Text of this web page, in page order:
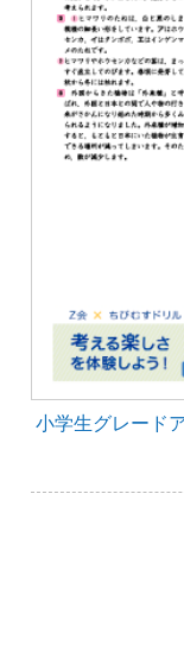
小学生グレード